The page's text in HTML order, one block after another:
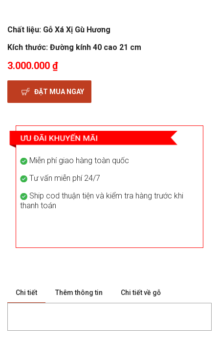
Chất liệu: Gỗ Xá Xị Gù Hương
Kích thước: Đường kính 40 cao 21 cm
3.000.000 ₫
ĐẶT MUA NGAY
Miễn phí giao hàng toàn quốc
Tư vấn miễn phí 24/7
Ship cod thuận tiện và kiểm tra hàng trước khi
thanh toán
Chi tiết Thêm thông tin Chi tiết về gỗ